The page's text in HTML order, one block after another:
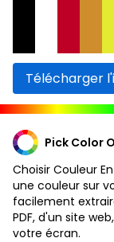
Télécharger
Pick Color
Choisir Couleur
une couleur sur
facilement
PDF, d'un site
votre écran.